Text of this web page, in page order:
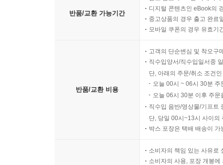
반품/교환 가능기간
디지털 콘텐츠인 eBook의
중고상품의 경우 출고 완료
모바일 쿠폰의 경우 유효기
반품/교환 비용
고객의 단순변심 및 착오구
직수입양서/직수입일서중
단, 아래의 주문/취소 조건
오늘 00시 ~ 06시 30분
오늘 06시 30분 이후 주
직수입 음반/영상물/기프트
단, 당일 00시~13시 사이의
박스 포장은 택배 배송이
소비자의 책임 있는 사유로
소비자의 사용, 포장 개봉